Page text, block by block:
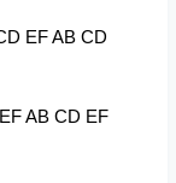
EF AB CD
AB CD EF